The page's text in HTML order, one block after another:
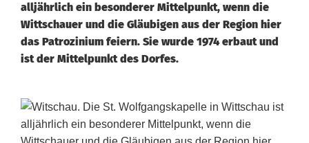
alljährlich ein besonderer Mittelpunkt, wenn die
Wittschauer und die Gläubigen aus der Region hier
das Patrozinium feiern. Sie wurde 1974 erbaut und
ist der Mittelpunkt des Dorfes.